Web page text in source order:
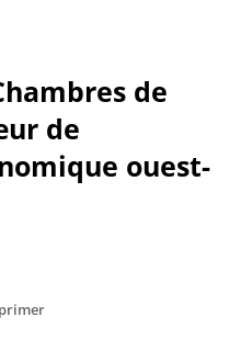
de
de
ouest-